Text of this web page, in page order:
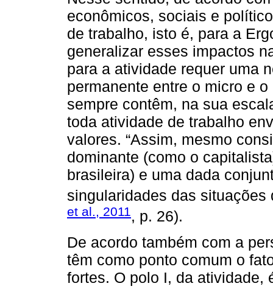
econômicos, sociais e
de trabalho, isto é, para a
generalizar esses impactos
para a atividade requer uma
permanente entre o micro e
sempre contêm, na sua
toda atividade de trabalho
valores. “Assim, mesmo
dominante (como o
brasileira) e uma dada
singularidades das situações
et al., 2011, p. 26).
De acordo também com a
têm como ponto comum o
fortes. O polo I, da atividade,